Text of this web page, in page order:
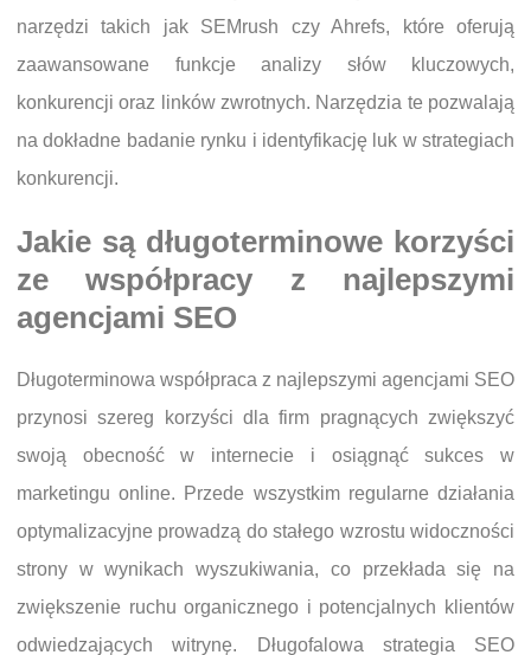
narzędzi takich jak SEMrush czy Ahrefs, które oferują
zaawansowane funkcje analizy słów kluczowych,
konkurencji oraz linków zwrotnych. Narzędzia te pozwalają
na dokładne badanie rynku i identyfikację luk w strategiach
konkurencji.
Jakie są długoterminowe korzyści
ze współpracy z najlepszymi
agencjami SEO
Długoterminowa współpraca z najlepszymi agencjami SEO
przynosi szereg korzyści dla firm pragnących zwiększyć
swoją obecność w internecie i osiągnąć sukces w
marketingu online. Przede wszystkim regularne działania
optymalizacyjne prowadzą do stałego wzrostu widoczności
strony w wynikach wyszukiwania, co przekłada się na
zwiększenie ruchu organicznego i potencjalnych klientów
odwiedzających witrynę. Długofalowa strategia SEO